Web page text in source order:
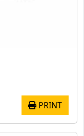
PRINT